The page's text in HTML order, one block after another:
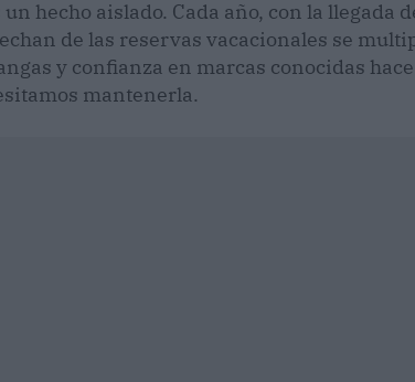
un hecho aislado. Cada año, con la llegada
de las reservas vacacionales se
y confianza en marcas conocidas
mantenerla.